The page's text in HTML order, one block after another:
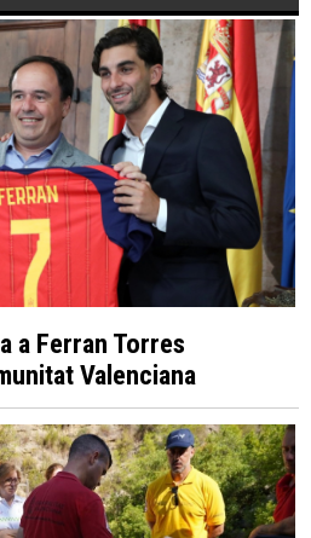
a Ferran Torres
Valenciana